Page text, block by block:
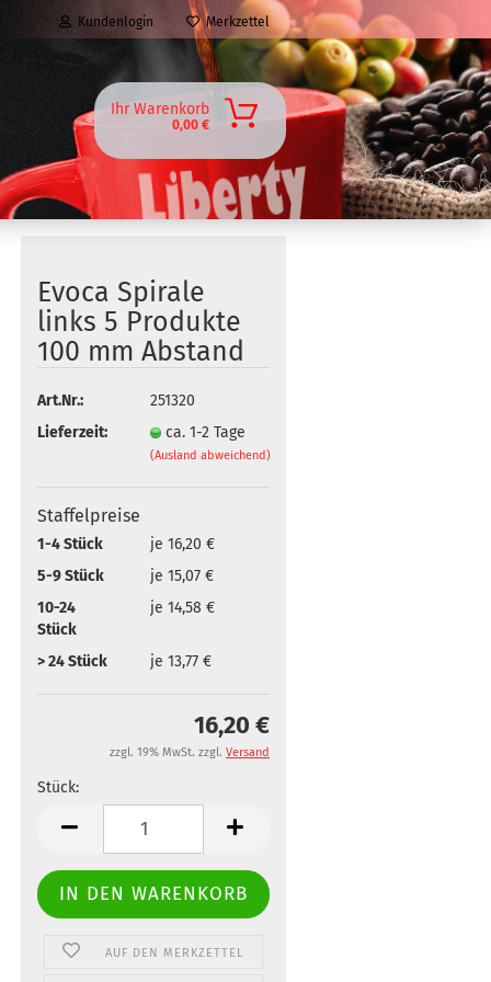
Kundenlogin Merkzettel
Ihr Warenkorb
0,00 €
Evoca Spirale
links 5 Produkte
100 mm Abstand
Art.Nr.:
251320
Lieferzeit:
ca. 1-2 Tage
(Ausland abweichend)
Staffelpreise
1-4 Stück
je 16,20 €
5-9 Stück
je 15,07 €
10-24
Stück
je 14,58 €
> 24 Stück je 13,77 €
16,20 €
zzgl. 19% MwSt. zzgl. Versand
Stück:
Stück
AUF DEN MERKZETTEL